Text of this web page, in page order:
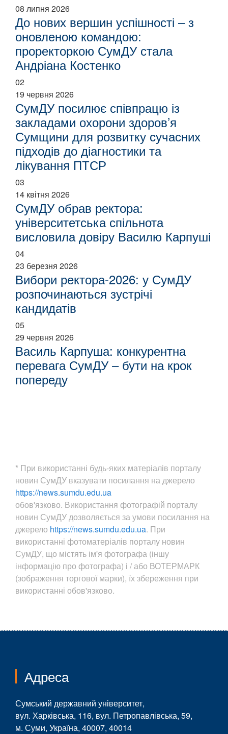
08 липня 2026
До нових вершин успішності – з
оновленою командою:
проректоркою СумДУ стала
Андріана Костенко
02
19 червня 2026
СумДУ посилює співпрацю із
закладами охорони здоров’я
Сумщини для розвитку сучасних
підходів до діагностики та
лікування ПТСР
03
14 квітня 2026
СумДУ обрав ректора:
університетська спільнота
висловила довіру Василю Карпуші
04
23 березня 2026
Вибори ректора-2026: у СумДУ
розпочинаються зустрічі
кандидатів
05
29 червня 2026
Василь Карпуша: конкурентна
перевага СумДУ – бути на крок
попереду
* При використанні будь-яких матеріалів порталу
новин СумДУ вказувати посилання на джерело
https://news.sumdu.edu.ua
обов'язково. Використання фотографій порталу
новин СумДУ дозволяється за умови посилання на
джерело https://news.sumdu.edu.ua. При
використанні фотоматеріалів порталу новин
СумДУ, що містять ім'я фотографа (іншу
інформацію про фотографа) і / або ВОТЕРМАРК
(зображення торгової марки), їх збереження при
використанні обов'язково.
Адреса
Сумський державний університет,
вул. Харківська, 116, вул. Петропавлівська, 59,
м. Суми, Україна, 40007, 40014